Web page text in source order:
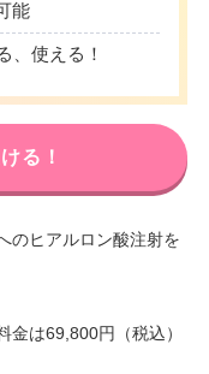
能
、使える！
る！
のヒアルロン酸注射を
金は69,800円（税込）